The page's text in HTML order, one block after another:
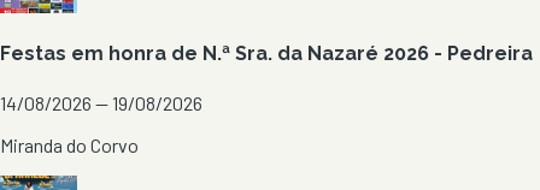
Festas em honra de N.ª Sra. da Nazaré 2026 - Pedreira
14/08/2026 — 19/08/2026
Miranda do Corvo